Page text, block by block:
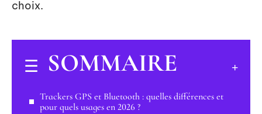
choix.
SOMMAIRE
Trackers GPS et Bluetooth : quelles différences et
pour quels usages en 2026 ?